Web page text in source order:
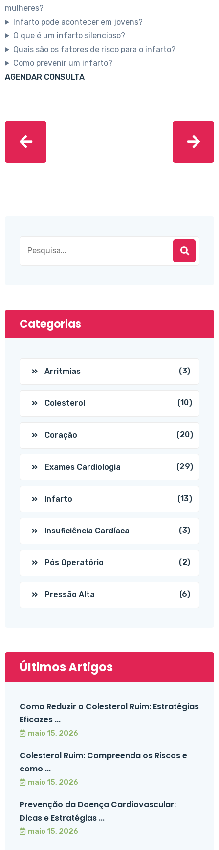
mulheres?
Infarto pode acontecer em jovens?
O que é um infarto silencioso?
Quais são os fatores de risco para o infarto?
Como prevenir um infarto?
AGENDAR CONSULTA
Categorias
Arritmias (3)
Colesterol (10)
Coração (20)
Exames Cardiologia (29)
Infarto (13)
Insuficiência Cardíaca (3)
Pós Operatório (2)
Pressão Alta (6)
Últimos Artigos
Como Reduzir o Colesterol Ruim: Estratégias
Eficazes ...
maio 15, 2026
Colesterol Ruim: Compreenda os Riscos e
como ...
maio 15, 2026
Prevenção da Doença Cardiovascular:
Dicas e Estratégias ...
maio 15, 2026